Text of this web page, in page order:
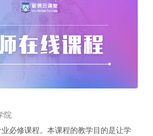
院
业必修课程。本课程的教学目的是让学